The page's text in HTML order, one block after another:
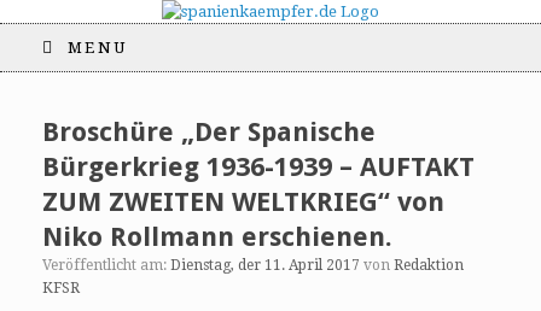
MENU
Broschüre „Der Spanische
Bürgerkrieg 1936-1939 – AUFTAKT
ZUM ZWEITEN WELTKRIEG“ von
Niko Rollmann erschienen.
Veröffentlicht am: Dienstag, der 11. April 2017 von Redaktion
KFSR